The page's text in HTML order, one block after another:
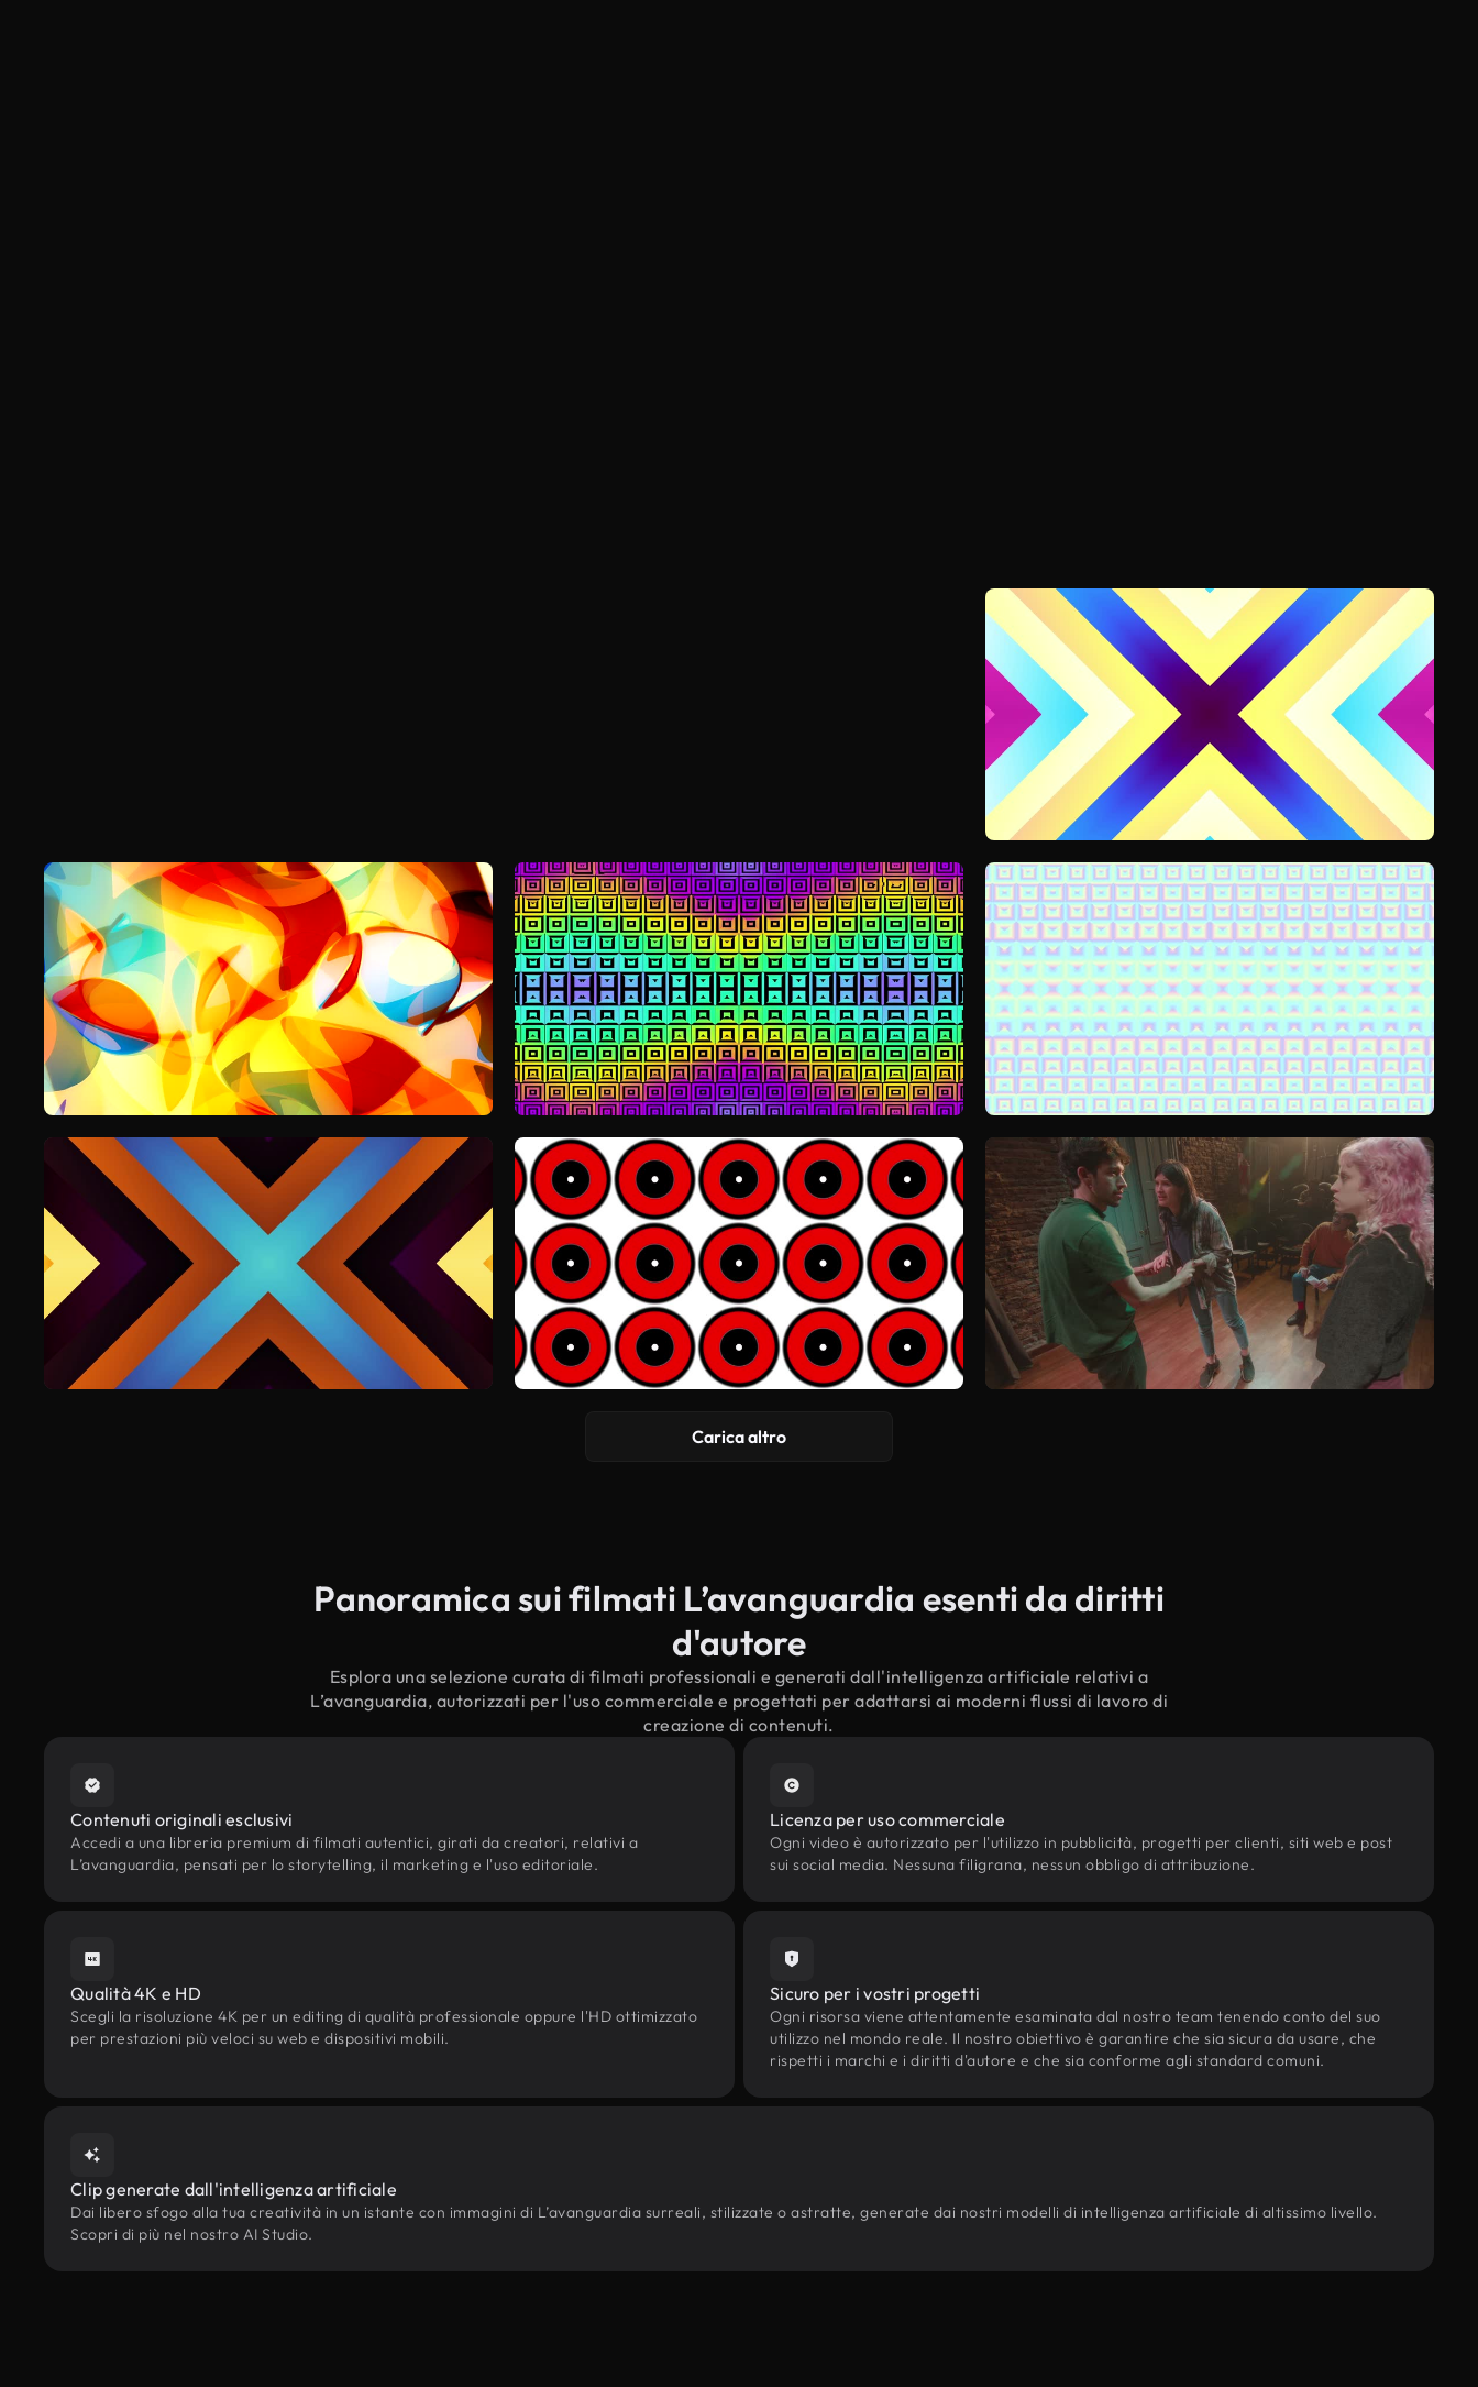
Carica altro
Panoramica sui filmati L’avanguardia esenti da diritti
d'autore
Esplora una selezione curata di filmati professionali e generati dall'intelligenza artificiale relativi a
L’avanguardia, autorizzati per l'uso commerciale e progettati per adattarsi ai moderni flussi di lavoro di
creazione di contenuti.
Contenuti originali esclusivi
Accedi a una libreria premium di filmati autentici, girati da creatori, relativi a
L’avanguardia, pensati per lo storytelling, il marketing e l'uso editoriale.
Licenza per uso commerciale
Ogni video è autorizzato per l'utilizzo in pubblicità, progetti per clienti, siti web e post
sui social media. Nessuna filigrana, nessun obbligo di attribuzione.
Qualità 4K e HD
Scegli la risoluzione 4K per un editing di qualità professionale oppure l'HD ottimizzato
per prestazioni più veloci su web e dispositivi mobili.
Sicuro per i vostri progetti
Ogni risorsa viene attentamente esaminata dal nostro team tenendo conto del suo
utilizzo nel mondo reale. Il nostro obiettivo è garantire che sia sicura da usare, che
rispetti i marchi e i diritti d'autore e che sia conforme agli standard comuni.
Clip generate dall'intelligenza artificiale
Dai libero sfogo alla tua creatività in un istante con immagini di L’avanguardia surreali, stilizzate o astratte, generate dai nostri modelli di intelligenza artificiale di altissimo livello.
Scopri di più nel nostro AI Studio.